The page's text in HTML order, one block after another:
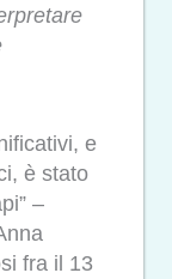
e
è stato
–
fra il 13